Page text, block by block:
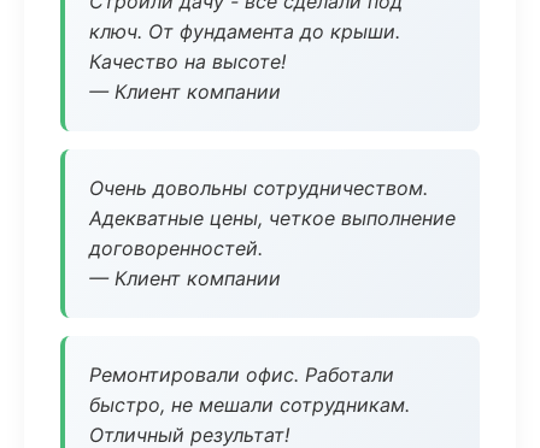
ключ. От фундамента до крыши.
Качество на высоте!
— Клиент компании
Очень довольны сотрудничеством.
Адекватные цены, четкое выполнение
договоренностей.
— Клиент компании
Ремонтировали офис. Работали
быстро, не мешали сотрудникам.
Отличный результат!